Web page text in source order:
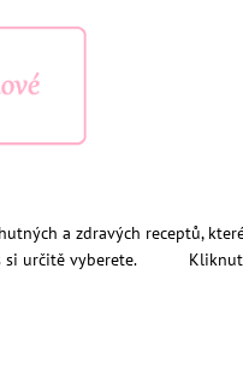
a zdravých receptů,
si určitě vyberete.